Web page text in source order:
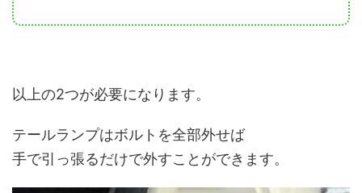
以上の2つが必要になります。
テールランプはボルトを全部外せば
手で引っ張るだけで外すことができます。